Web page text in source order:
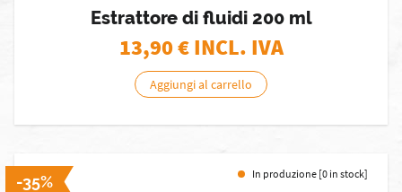
Estrattore di fluidi 200 ml
13,90€ INCL. IVA
Aggiungi al carrello
-35% In produzione [0 in stock]